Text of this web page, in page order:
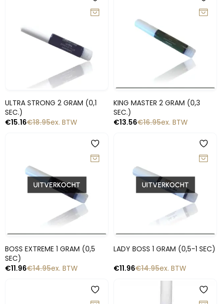
Snelle blik
ULTRA STRONG 2 GRAM (0,1
SEC.)
€18.95
€15.16 ex. BTW
Snelle blik
KING MASTER 2 GRAM (0,3
SEC.)
€16.95
€13.56 ex. BTW
UITVERKOCHT
Snelle blik
BOSS EXTREME 1 GRAM (0,5
SEC)
€14.95
€11.96 ex. BTW
UITVERKOCHT
Snelle blik
LADY BOSS 1 GRAM (0,5-1 SEC)
€14.95
€11.96 ex. BTW